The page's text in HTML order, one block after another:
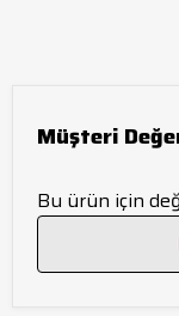
Müşteri
Bu ürün için